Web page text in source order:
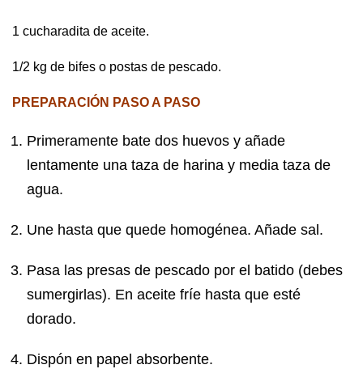
1 cucharadita de aceite.
1/2 kg de bifes o postas de pescado.
PREPARACIÓN PASO A PASO
Primeramente bate dos huevos y añade
lentamente una taza de harina y media taza de
agua.
Une hasta que quede homogénea. Añade sal.
Pasa las presas de pescado por el batido (debes
sumergirlas). En aceite fríe hasta que esté
dorado.
Dispón en papel absorbente.